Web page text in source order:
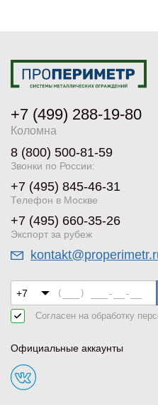
+7 (499) 288-19-80
Коломна
8 (800) 500-81-59
Звонки по России:
+7 (495) 845-46-31
Телефон в Москве
+7 (495) 660-35-26
Экспорт за рубеж
Согласен на обработку
Официальные аккаунты